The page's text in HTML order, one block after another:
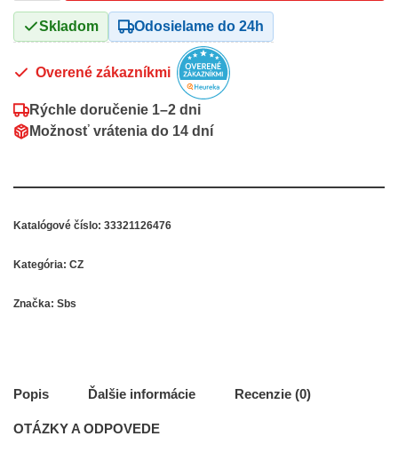
Skladom Odosielame do 24h
Overené zákazníkmi
Rýchle doručenie 1–2 dni
Možnosť vrátenia do 14 dní
Katalógové číslo: 33321126476
Kategória: CZ
Značka: Sbs
Popis Ďalšie informácie Recenzie (0)
OTÁZKY A ODPOVEDE